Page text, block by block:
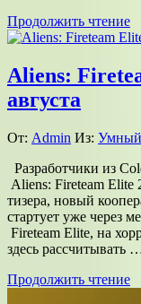
Продолжить чтение
Aliens:
августа
От: Admin Из: Умный
Разработчики из
Aliens: Fireteam
тизера, новый
стартует уже через
Fireteam Elite, на
здесь рассчитывать
Продолжить чтение